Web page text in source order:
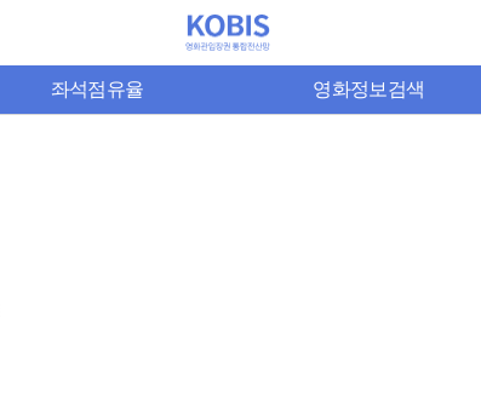
좌석점유율 영화정보검색